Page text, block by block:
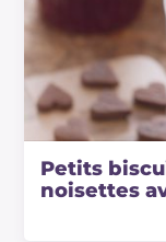
Petits
noisettes